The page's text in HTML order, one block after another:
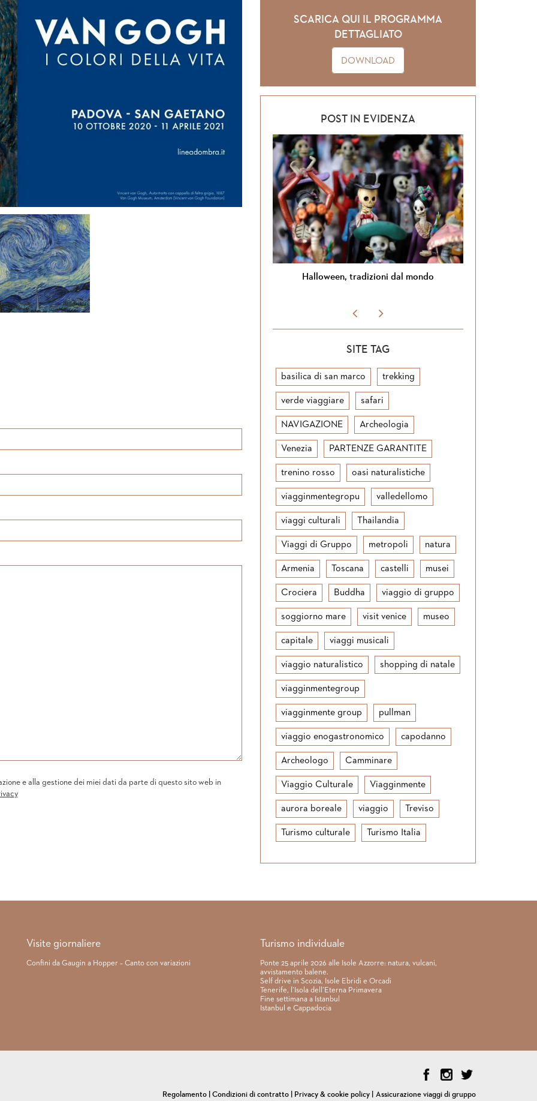
e alla gestione dei miei dati da parte di questo sito web in
SCARICA QUI IL PROGRAMMA
DETTAGLIATO
DOWNLOAD
POST IN EVIDENZA
Si torna in Giordania
SITE TAG
basilica di san marco trekking
verde viaggiare safari
NAVIGAZIONE Archeologia
Venezia PARTENZE GARANTITE
trenino rosso oasi naturalistiche
viagginmentegropu valledellomo
viaggi culturali Thailandia
Viaggi di Gruppo metropoli natura
Armenia Toscana castelli musei
Crociera Buddha viaggio di gruppo
soggiorno mare visit venice museo
capitale viaggi musicali
viaggio naturalistico shopping di natale
viagginmentegroup
viagginmente group pullman
viaggio enogastronomico capodanno
Archeologo Camminare
Viaggio Culturale Viagginmente
aurora boreale viaggio Treviso
Turismo culturale Turismo Italia
Visite giornaliere
Confini da Gaugin a Hopper – Canto con variazioni
Turismo individuale
Ponte 25 aprile 2026 alle Isole Azzorre: natura, vulcani,
avvistamento balene.
Self drive in Scozia, Isole Ebridi e Orcadi
Tenerife, l’Isola dell’Eterna Primavera
Fine settimana a Istanbul
Istanbul e Cappadocia
Regolamento Condizioni di contratto Privacy & cookie policy Assicurazione viaggi di gruppo